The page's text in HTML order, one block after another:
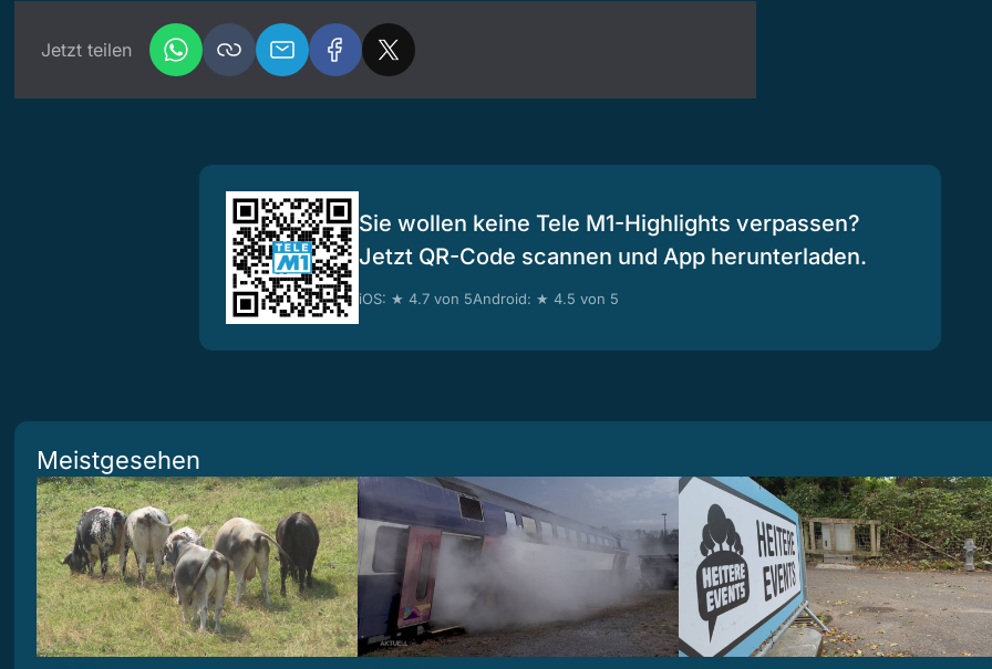
Jetzt teilen
Sie wollen keine Tele M1-Highlights verpassen?
Jetzt QR-Code scannen und App herunterladen.
iOS: ★ 4.7 von 5Android: ★ 4.5 von 5
Meistgesehen